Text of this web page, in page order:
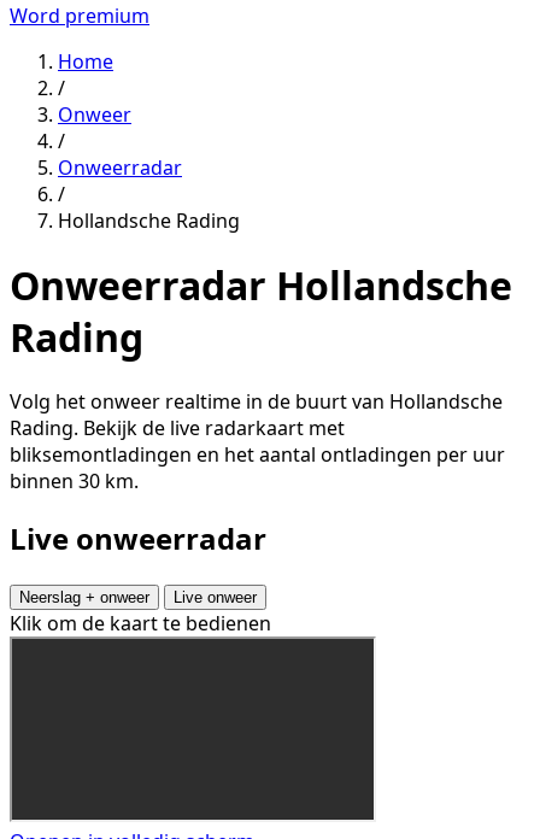
Word premium
Home
/
Onweer
/
Onweerradar
/
Hollandsche Rading
Onweerradar Hollandsche
Rading
Volg het onweer realtime in de buurt van Hollandsche
Rading. Bekijk de live radarkaart met
bliksemontladingen en het aantal ontladingen per uur
binnen 30 km.
Live onweerradar
Neerslag + onweer Live onweer
Klik om de kaart te bedienen